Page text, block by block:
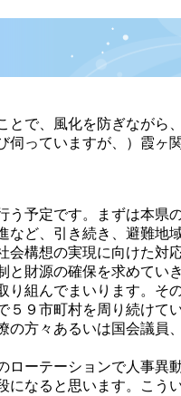
で、風化を防ぎながら
っていますが、）霞ヶ
予定です。まずは本県
ど、引き続き、避難地
構想の実現に向けた対
財源の確保を求めていき
組んでまいります。そ
９市町村を周り続けて
方々あるいは国会議員
ーテーションで人事異
なると思います。こう